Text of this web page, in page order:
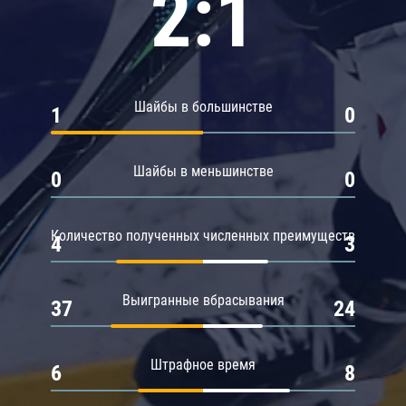
Шайбы в большинстве
1 0
Шайбы в меньшинстве
0 0
Количество полученных численных преимуществ
4 3
Выигранные вбрасывания
37 24
Штрафное время
6 8